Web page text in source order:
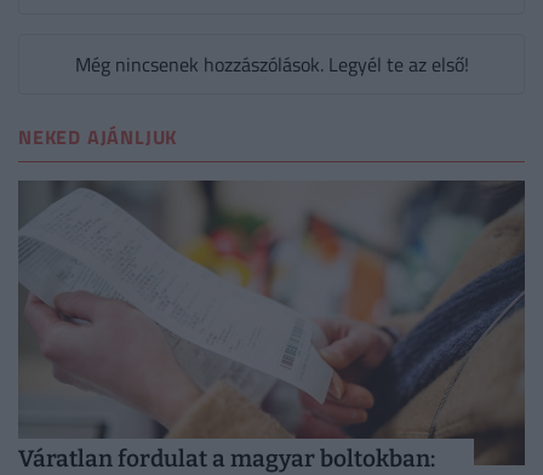
Még nincsenek hozzászólások. Legyél te az első!
NEKED AJÁNLJUK
Váratlan fordulat a magyar boltokban: